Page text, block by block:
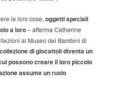
le loro cose, oggetti speciali
a loro– afferma Catherine
al Museo dei Bambini di
di giocattoli diventa un
possono creare il loro piccolo
assume un ruolo